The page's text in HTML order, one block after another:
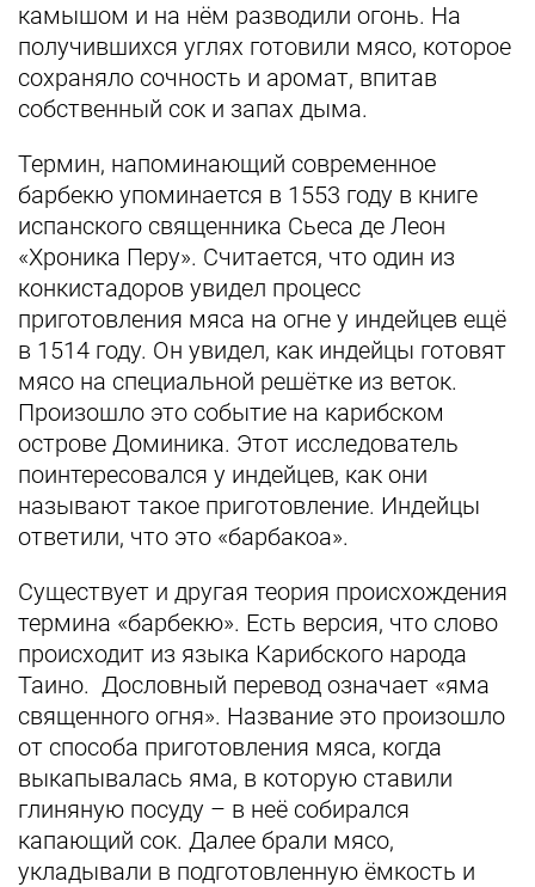
камышом и на нём разводили огонь. На
получившихся углях готовили мясо, которое
сохраняло сочность и аромат, впитав
собственный сок и запах дыма.
Термин, напоминающий современное
барбекю упоминается в 1553 году в книге
испанского священника Сьеса де Леон
«Хроника Перу». Считается, что один из
конкистадоров увидел процесс
приготовления мяса на огне у индейцев ещё
в 1514 году. Он увидел, как индейцы готовят
мясо на специальной решётке из веток.
Произошло это событие на карибском
острове Доминика. Этот исследователь
поинтересовался у индейцев, как они
называют такое приготовление. Индейцы
ответили, что это «барбакоа».
Существует и другая теория происхождения
термина «барбекю». Есть версия, что слово
происходит из языка Карибского народа
Таино. Дословный перевод означает «яма
священного огня». Название это произошло
от способа приготовления мяса, когда
выкапывалась яма, в которую ставили
глиняную посуду – в неё собирался
капающий сок. Далее брали мясо,
укладывали в подготовленную ёмкость и